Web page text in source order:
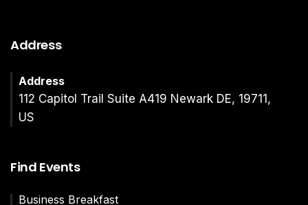
Address
Address
112 Capitol Trail Suite A419 Newark DE, 19711,
US
Find Events
Business Breakfast